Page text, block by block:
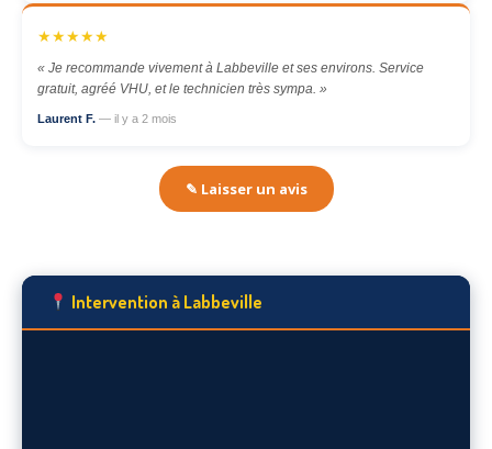
★★★★★
« Je recommande vivement à Labbeville et ses environs. Service
gratuit, agréé VHU, et le technicien très sympa. »
Laurent F. — il y a 2 mois
✎ Laisser un avis
Intervention à Labbeville